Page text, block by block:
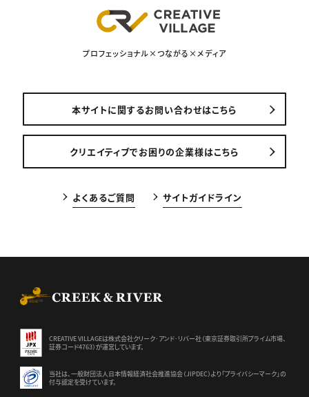
プロフェッショナル×つながる×メディア
本サイトに関するお問い合わせはこちら
クリエイティブでお困りの企業様はこちら
よくあるご質問 サイトガイドライン
CREATIVE VILLAGEは株式会社クリーク･アンド･リバー社（東京証券取引所プライム市場、
証券コード4763）が運営しています。
当社は、一般財団法人日本情報経済社会推進協会（JIPDEC）より 「プライバシーマーク」の
付与認定を受けています。